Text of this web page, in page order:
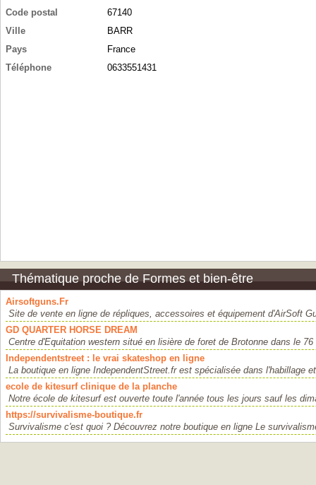
Code postal
67140
Ville
BARR
Pays
France
Téléphone
0633551431
Thématique proche de Formes et bien-être
Airsoftguns.Fr
Site de vente en ligne de répliques, accessoires et équipement d'AirSoft
GD QUARTER HORSE DREAM
Centre d'Equitation western situé en lisière de foret de Brotonne dans le
Independentstreet : le vrai skateshop en ligne
La boutique en ligne IndependentStreet.fr est spécialisée dans l'habillage
ecole de kitesurf clinique de la planche
Notre école de kitesurf est ouverte toute l'année tous les jours sauf les
https://survivalisme-boutique.fr
Survivalisme c'est quoi ? Découvrez notre boutique en ligne Le